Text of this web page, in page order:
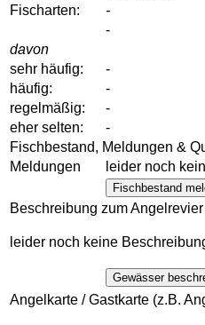
Fischarten:
-
-
davon
sehr häufig:
-
häufig:
-
regelmäßig:
-
eher selten:
-
Fischbestand, Meldungen &
Meldungen
leider noch
Fischbestand
Beschreibung zum
leider noch keine
Gewässer
Angelkarte / Gastkarte (z.B.